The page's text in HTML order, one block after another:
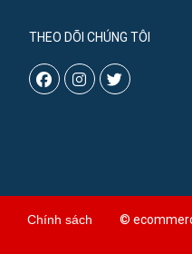
THEO DÕI CHÚNG TÔI
Chính sách ©